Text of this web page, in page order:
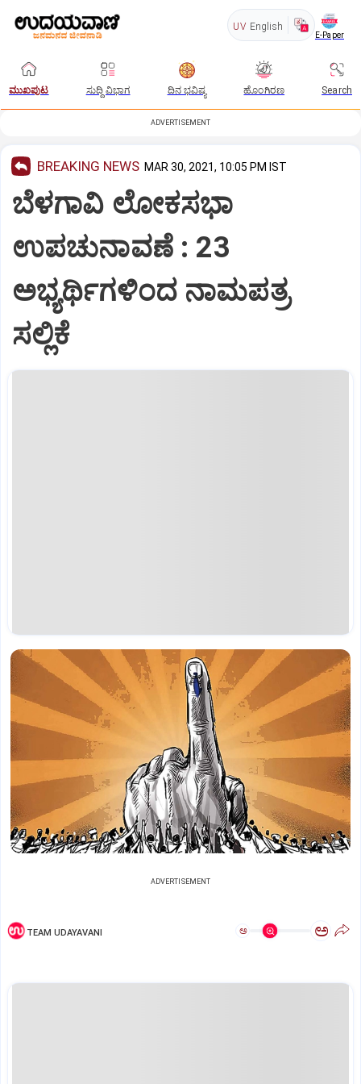
UV English
E-Paper
ಮುಖಪುಟ ಸುದ್ದಿ ವಿಭಾಗ ದಿನ ಭವಿಷ್ಯ ಹೊಂಗಿರಣ Search
ADVERTISEMENT
BREAKING NEWS MAR 30, 2021, 10:05 PM IST
ಬೆಳಗಾವಿ ಲೋಕಸಭಾ
ಉಪಚುನಾವಣೆ : 23
ಅಭ್ಯರ್ಥಿಗಳಿಂದ ನಾಮಪತ್ರ
ಸಲ್ಲಿಕೆ
ADVERTISEMENT
TEAM UDAYAVANI ಅ ಅ